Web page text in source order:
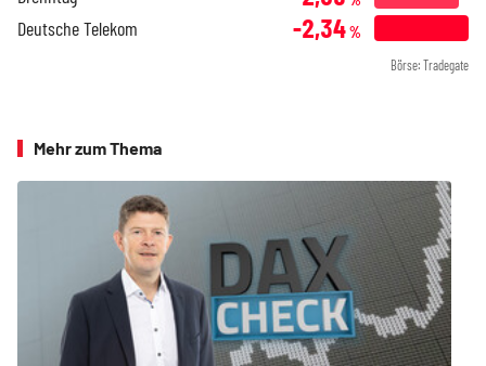
Deutsche Telekom -2,34%
Börse: Tradegate
Mehr zum Thema